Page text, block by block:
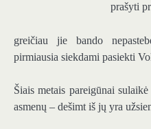
prašyti
greičiau jie bando
pirmiausia siekdami pasiekti
Šiais metais pareigūnai
asmenų – dešimt iš jų yra